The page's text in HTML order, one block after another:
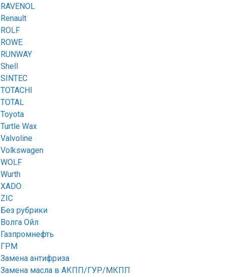
RAVENOL
Renault
ROLF
ROWE
RUNWAY
Shell
SINTEC
TOTACHI
TOTAL
Toyota
Turtle Wax
Valvoline
Volkswagen
WOLF
Wurth
XADO
ZIC
Без рубрики
Волга Ойл
Газпромнефть
ГРМ
Замена антифриза
Замена масла в АКПП/ГУР/МКПП